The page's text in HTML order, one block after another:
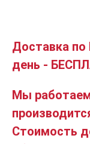
Доставка по
день -
Мы
Стоимость